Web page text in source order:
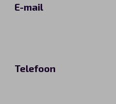
E-mail
Telefoon